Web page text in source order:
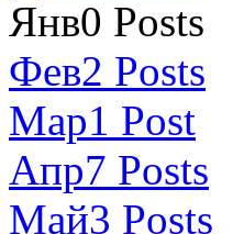
Янв0 Posts
Фев2 Posts
Мар1 Post
Апр7 Posts
Май3 Posts